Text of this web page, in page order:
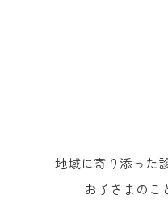
地域に寄り添った
お子さまのこ